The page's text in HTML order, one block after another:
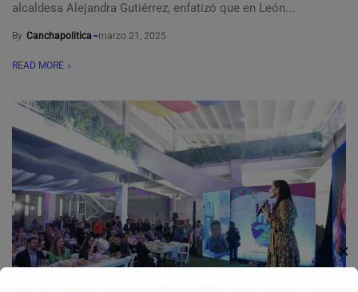
alcaldesa Alejandra Gutiérrez, enfatizó que en León...
By Canchapolitica marzo 21, 2025
READ MORE
✕